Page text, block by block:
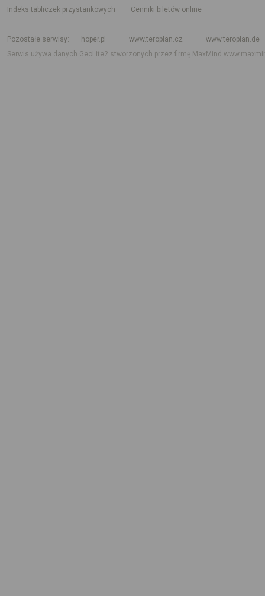
indeks tabliczek przystankowych
Cenniki biletów online
Pozostałe serwisy
hoper.pl www.teroplan.cz
www.teroplan.de
Serwis używa danych GeoLite2 stworzonych przez firmę MaxMind